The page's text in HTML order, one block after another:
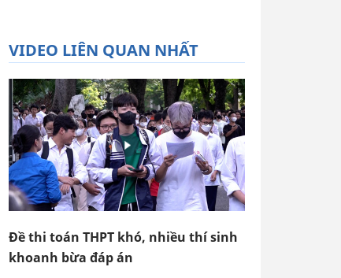
VIDEO LIÊN QUAN NHẤT
Đề thi toán THPT khó, nhiều thí sinh
khoanh bừa đáp án